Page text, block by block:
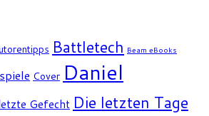
Battletech Beam eBooks
Cover Daniel
Gefecht Die letzten Tage